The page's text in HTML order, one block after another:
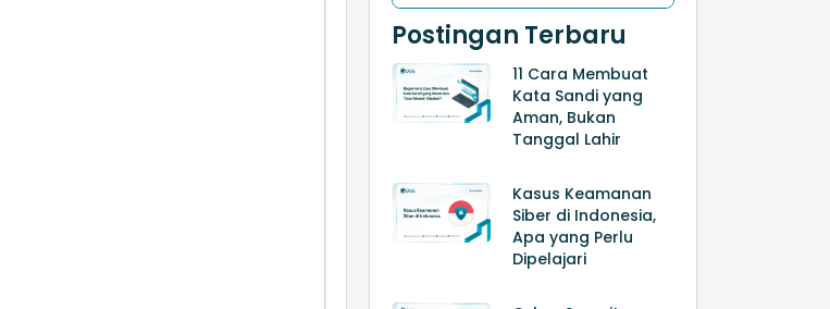
Postingan Terbaru
11 Cara Membuat
Kata Sandi yang
Aman, Bukan
Tanggal Lahir
Kasus Keamanan
Siber di Indonesia,
Apa yang Perlu
Dipelajari